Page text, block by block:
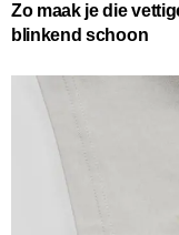
Zo maak je die
blinkend schoon